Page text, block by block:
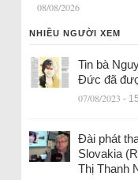
08/08/2026
NHIỀU NGƯỜI XEM
Tin bà
Đức đã
07/08/2023 -
Đài phát
Slovakia
Thị Thanh